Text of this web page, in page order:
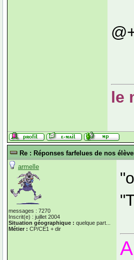
le
Re : Réponses farfelues de nos
armelle
messages : 7270
Inscrit(e) : juillet 2004
Situation géographique : quelque part...
Métier : CP/CE1 + dir
A